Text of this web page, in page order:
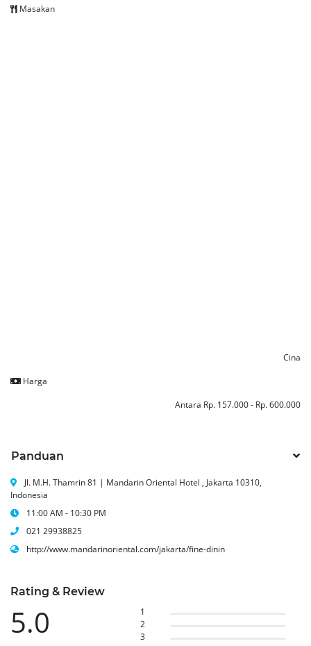
Masakan
Cina
Harga
Antara Rp. 157.000 - Rp. 600.000
Panduan
Jl. M.H. Thamrin 81 | Mandarin Oriental Hotel , Jakarta 10310,
Indonesia
11:00 AM - 10:30 PM
021 29938825
http://www.mandarinoriental.com/jakarta/fine-dinin
Rating & Review
5.0
1
2
3